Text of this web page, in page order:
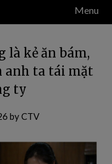
Menu
là kẻ ăn bám,
anh ta tái mặt
ty
byCTV